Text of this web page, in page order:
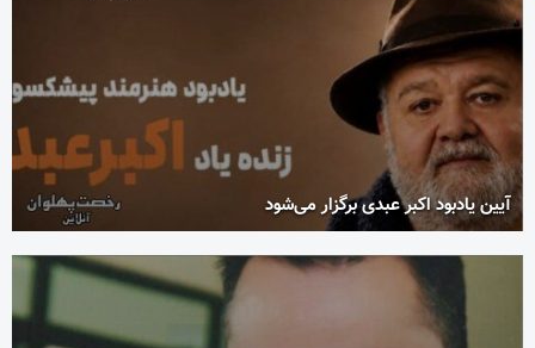
آیین یادبود اکبر عبدی برگزار می‌شود